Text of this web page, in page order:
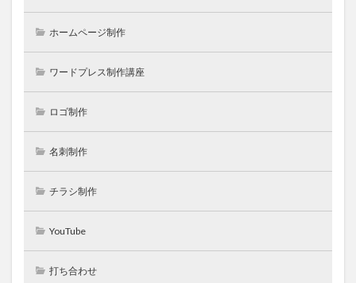
ホームページ制作
ワードプレス制作講座
ロゴ制作
名刺制作
チラシ制作
YouTube
打ち合わせ